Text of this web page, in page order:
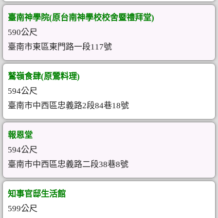
臺南神學院(原台南神學校校舍暨禮拜堂)
590公尺
臺南市東區東門路一段117號
鷲嶺食肆(原鶯料理)
594公尺
臺南市中西區忠義路2段84巷18號
報恩堂
594公尺
臺南市中西區忠義路二段38巷8號
知事官邸生活館
599公尺